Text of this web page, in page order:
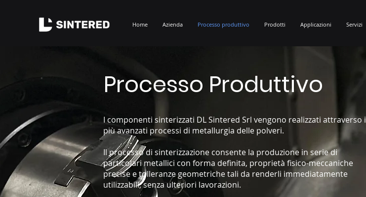
Home Azienda Processo produttivo Prodotti Applicazioni Servizi
Processo Produttivo
I componenti sinterizzati DL Sintered Srl vengono realizzati attraverso i
più avanzati processi di metallurgia delle polveri.
Il processo di sinterizzazione consente la produzione in serie di
particolari metallici con forma definita, proprietà fisico-meccaniche
precise e tolleranze geometriche tali da renderli immediatamente
utilizzabili, senza ulteriori lavorazioni.